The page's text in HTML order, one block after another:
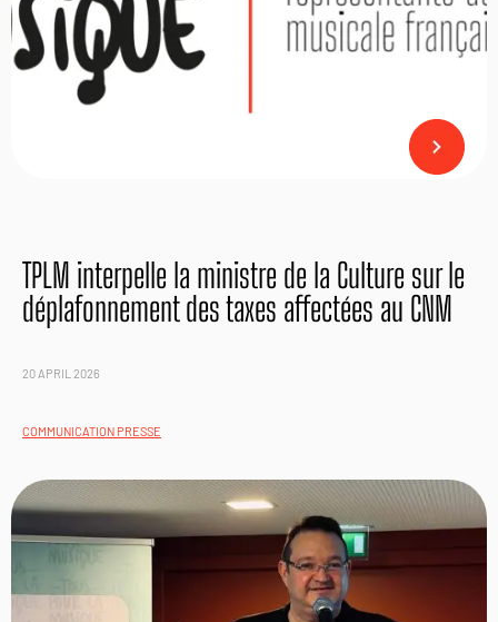
TPLM interpelle la ministre de la Culture sur le
déplafonnement des taxes affectées au CNM
20 APRIL 2026
COMMUNICATION PRESSE